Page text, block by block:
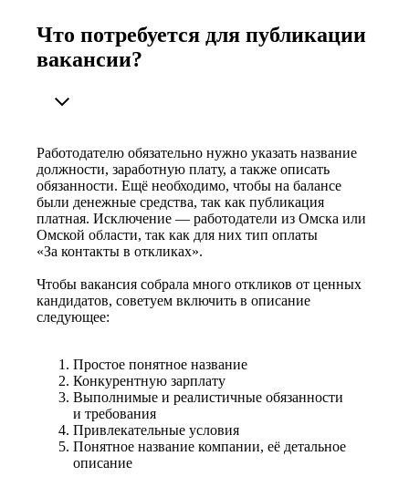
Что потребуется для публикации
вакансии?
Работодателю обязательно нужно указать название
должности, заработную плату, а также описать
обязанности. Ещё необходимо, чтобы на балансе
были денежные средства, так как публикация
платная. Исключение — работодатели из Омска или
Омской области, так как для них тип оплаты
«За контакты в откликах».
Чтобы вакансия собрала много откликов от ценных
кандидатов, советуем включить в описание
следующее:
Простое понятное название
Конкурентную зарплату
Выполнимые и реалистичные обязанности
и требования
Привлекательные условия
Понятное название компании, её детальное
описание